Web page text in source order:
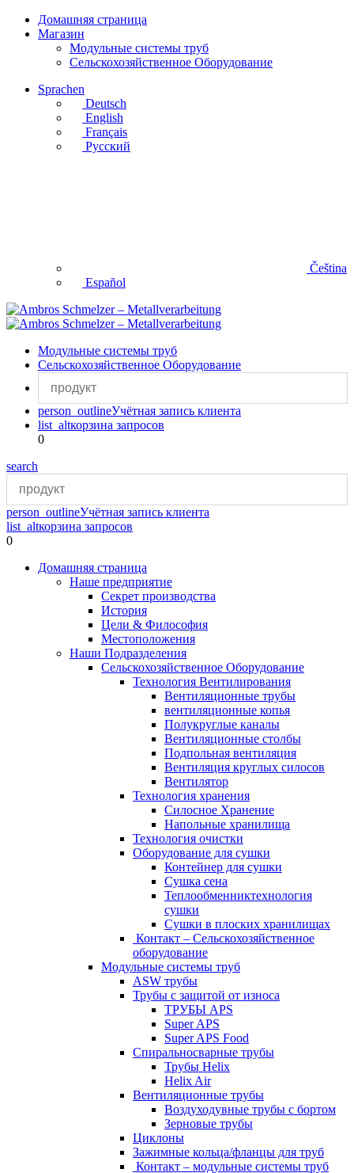
Домашняя страница
Магазин
Модульные системы труб
Сельскохозяйственное Оборудование
Sprachen
Deutsch
English
Français
Русский
Čeština
Español
Модульные системы труб
Сельскохозяйственное Оборудование
person_outlineУчётная запись клиента
list_altкорзина запросов
0
search
person_outlineУчётная запись клиента
list_altкорзина запросов
0
Домашняя страница
Наше предприятие
Секрет производства
История
Цели & Философия
Местоположения
Наши Подразделения
Сельскохозяйственное Оборудование
Технология Вентилирования
Вентиляционные трубы
вентиляционные копья
Полукруглые каналы
Вентиляционные столбы
Подпольная вентиляция
Вентиляция круглых силосов
Вентилятор
Технология хранения
Силосное Хранение
Hапольные хранилища
Технология очистки
Oборудование для сушки
Контейнер для сушки
Сушка сена
Теплообменниктехнология
сушки
Cушки в плоских хранилищах
Контакт – Сельскохозяйственное
оборудование
Модульные системы труб
ASW трубы
Трубы с защитой от износа
ТРУБЫ APS
Super APS
Super APS Food
Спиральносварные трубы
Трубы Helix
Helix Air
Вентиляционные трубы
Bоздуходувные трубы с бортом
Зерновые трубы
Циклоны
Зажимные кольца/фланцы для труб
Контакт – модульные системы труб